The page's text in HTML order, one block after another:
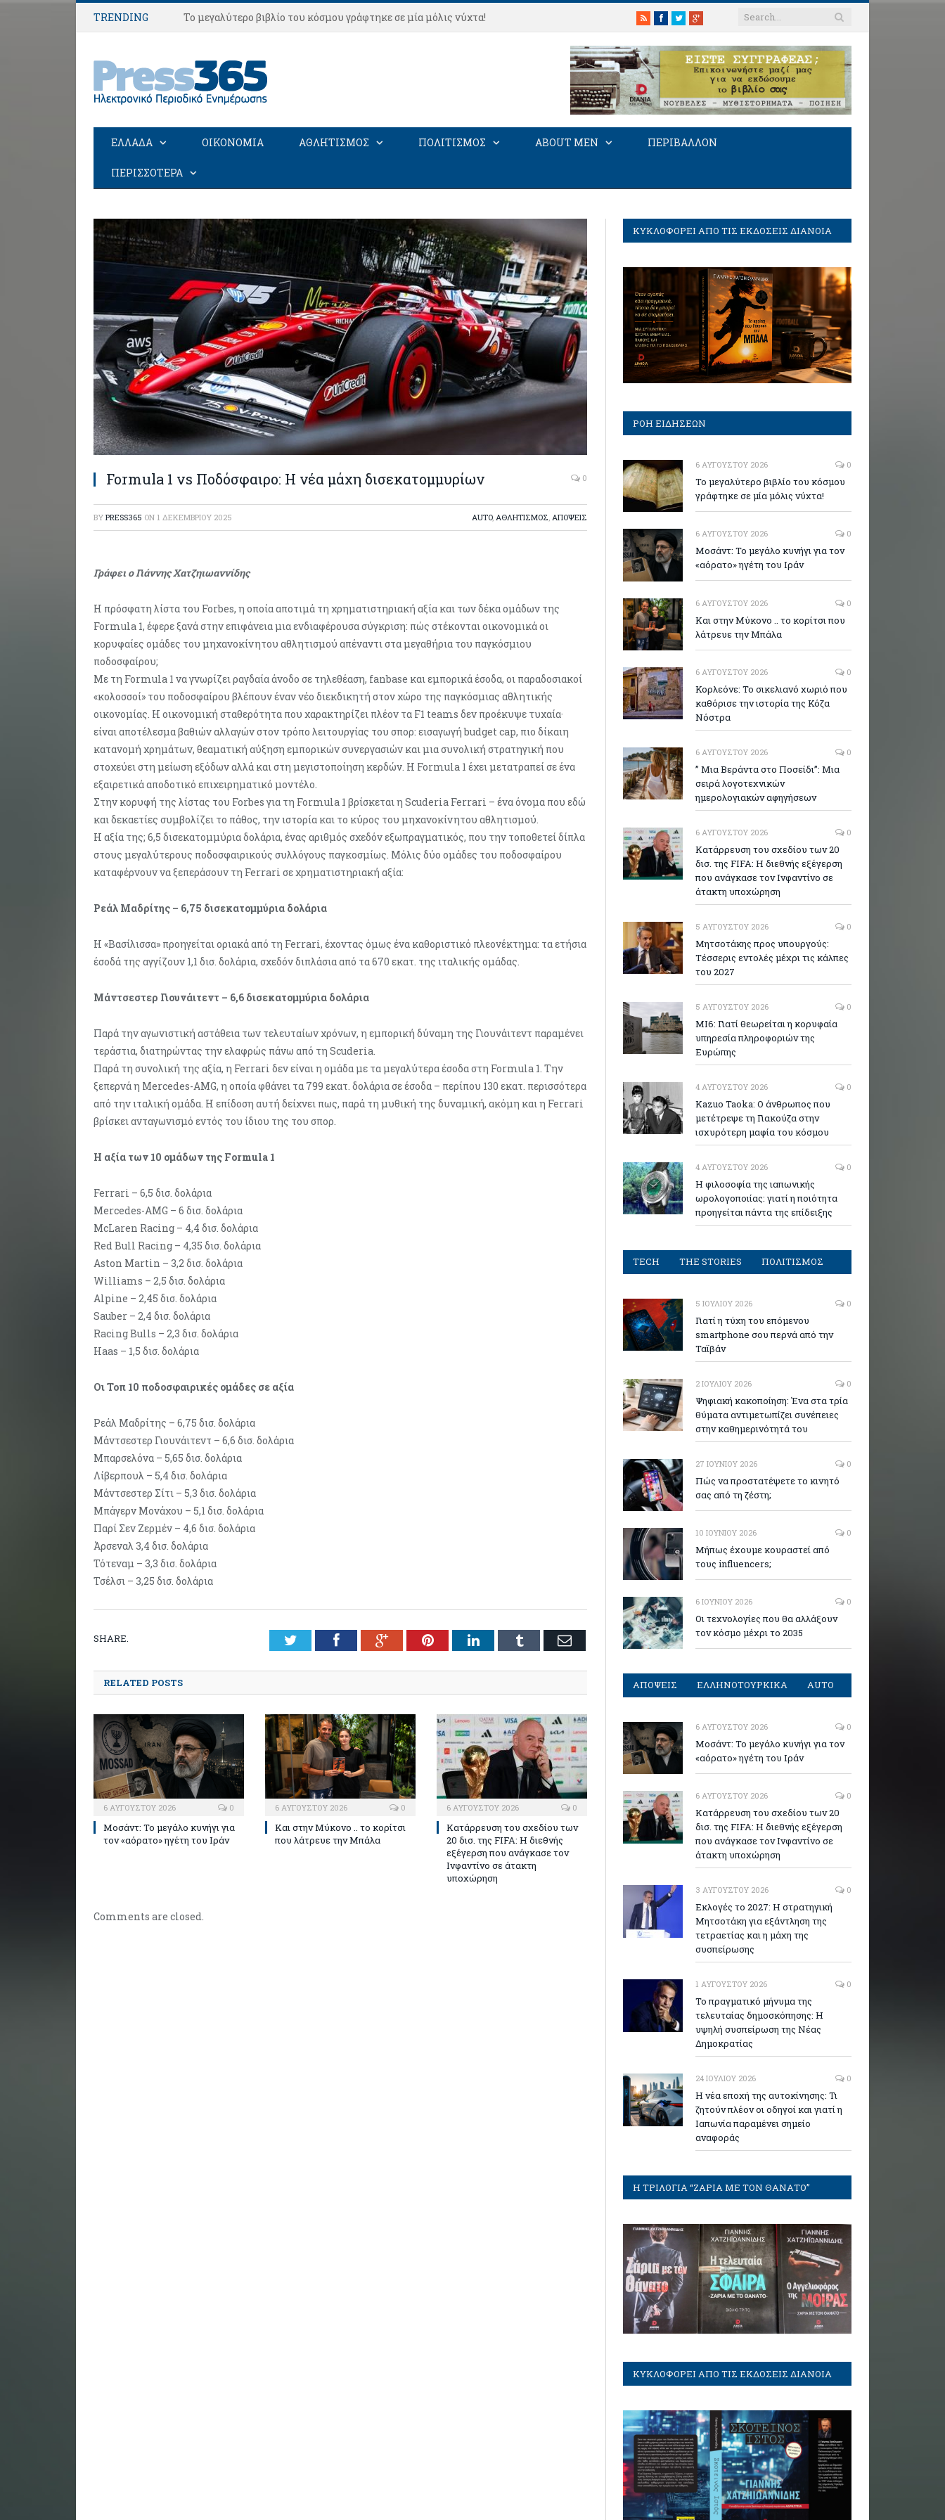
TRENDING Το μεγαλύτερο βιβλίο του κόσμου γράφτηκε σε μία μόλις νύχτα! RSSFacebook
TwitterGoogle+
ΕΛΛΑΔΑ ΟΙΚΟΝΟΜΙΑ ΑΘΛΗΤΙΣΜΟΣ ΠΟΛΙΤΙΣΜΟΣ ABOUT MEN ΠΕΡΙΒΑΛΛΟΝ
ΠΕΡΙΣΣΟΤΕΡΑ
Formula 1 vs Ποδόσφαιρο: Η νέα μάχη δισεκατομμυρίων 0
BY PRESS365 ON 1 ΔΕΚΕΜΒΡΊΟΥ 2025 AUTO, ΑΘΛΗΤΙΣΜΟΣ, ΑΠΟΨΕΙΣ
Γράφει ο Γιάννης Χατζηιωαννίδης
Η πρόσφατη λίστα του Forbes, η οποία αποτιμά τη χρηματιστηριακή αξία και των δέκα ομάδων της
Formula 1, έφερε ξανά στην επιφάνεια μια ενδιαφέρουσα σύγκριση: πώς στέκονται οικονομικά οι
κορυφαίες ομάδες του μηχανοκίνητου αθλητισμού απέναντι στα μεγαθήρια του παγκόσμιου
ποδοσφαίρου;
Με τη Formula 1 να γνωρίζει ραγδαία άνοδο σε τηλεθέαση, fanbase και εμπορικά έσοδα, οι παραδοσιακοί
«κολοσσοί» του ποδοσφαίρου βλέπουν έναν νέο διεκδικητή στον χώρο της παγκόσμιας αθλητικής
οικονομίας. Η οικονομική σταθερότητα που χαρακτηρίζει πλέον τα F1 teams δεν προέκυψε τυχαία·
είναι αποτέλεσμα βαθιών αλλαγών στον τρόπο λειτουργίας του σπορ: εισαγωγή budget cap, πιο δίκαιη
κατανομή χρημάτων, θεαματική αύξηση εμπορικών συνεργασιών και μια συνολική στρατηγική που
στοχεύει στη μείωση εξόδων αλλά και στη μεγιστοποίηση κερδών. Η Formula 1 έχει μετατραπεί σε ένα
εξαιρετικά αποδοτικό επιχειρηματικό μοντέλο.
Στην κορυφή της λίστας του Forbes για τη Formula 1 βρίσκεται η Scuderia Ferrari – ένα όνομα που εδώ
και δεκαετίες συμβολίζει το πάθος, την ιστορία και το κύρος του μηχανοκίνητου αθλητισμού.
Η αξία της; 6,5 δισεκατομμύρια δολάρια, ένας αριθμός σχεδόν εξωπραγματικός, που την τοποθετεί δίπλα
στους μεγαλύτερους ποδοσφαιρικούς συλλόγους παγκοσμίως. Μόλις δύο ομάδες του ποδοσφαίρου
καταφέρνουν να ξεπεράσουν τη Ferrari σε χρηματιστηριακή αξία:
Ρεάλ Μαδρίτης – 6,75 δισεκατομμύρια δολάρια
Η «Βασίλισσα» προηγείται οριακά από τη Ferrari, έχοντας όμως ένα καθοριστικό πλεονέκτημα: τα ετήσια
έσοδά της αγγίζουν 1,1 δισ. δολάρια, σχεδόν διπλάσια από τα 670 εκατ. της ιταλικής ομάδας.
Μάντσεστερ Γιουνάιτεντ – 6,6 δισεκατομμύρια δολάρια
Παρά την αγωνιστική αστάθεια των τελευταίων χρόνων, η εμπορική δύναμη της Γιουνάιτεντ παραμένει
τεράστια, διατηρώντας την ελαφρώς πάνω από τη Scuderia.
Παρά τη συνολική της αξία, η Ferrari δεν είναι η ομάδα με τα μεγαλύτερα έσοδα στη Formula 1. Την
ξεπερνά η Mercedes-AMG, η οποία φθάνει τα 799 εκατ. δολάρια σε έσοδα – περίπου 130 εκατ. περισσότερα
από την ιταλική ομάδα. Η επίδοση αυτή δείχνει πως, παρά τη μυθική της δυναμική, ακόμη και η Ferrari
βρίσκει ανταγωνισμό εντός του ίδιου της του σπορ.
Η αξία των 10 ομάδων της Formula 1
Ferrari – 6,5 δισ. δολάρια
Mercedes-AMG – 6 δισ. δολάρια
McLaren Racing – 4,4 δισ. δολάρια
Red Bull Racing – 4,35 δισ. δολάρια
Aston Martin – 3,2 δισ. δολάρια
Williams – 2,5 δισ. δολάρια
Alpine – 2,45 δισ. δολάρια
Sauber – 2,4 δισ. δολάρια
Racing Bulls – 2,3 δισ. δολάρια
Haas – 1,5 δισ. δολάρια
Οι Τοπ 10 ποδοσφαιρικές ομάδες σε αξία
Ρεάλ Μαδρίτης – 6,75 δισ. δολάρια
Μάντσεστερ Γιουνάιτεντ – 6,6 δισ. δολάρια
Μπαρσελόνα – 5,65 δισ. δολάρια
Λίβερπουλ – 5,4 δισ. δολάρια
Μάντσεστερ Σίτι – 5,3 δισ. δολάρια
Μπάγερν Μονάχου – 5,1 δισ. δολάρια
Παρί Σεν Ζερμέν – 4,6 δισ. δολάρια
Άρσεναλ 3,4 δισ. δολάρια
Τότεναμ – 3,3 δισ. δολάρια
Τσέλσι – 3,25 δισ. δολάρια
SHARE. TwitterFacebookGoogle+PinterestLinkedInTumblr Email
RELATED POSTS
6 ΑΥΓΟΎΣΤΟΥ 2026 0
Μοσάντ: Το μεγάλο κυνήγι για
τον «αόρατο» ηγέτη του Ιράν
6 ΑΥΓΟΎΣΤΟΥ 2026 0
Και στην Μύκονο .. το κορίτσι
που λάτρευε την Μπάλα
6 ΑΥΓΟΎΣΤΟΥ 2026 0
Κατάρρευση του σχεδίου των
20 δισ. της FIFA: Η διεθνής
εξέγερση που ανάγκασε τον
Ινφαντίνο σε άτακτη
υποχώρηση
Comments are closed.
ΚΥΚΛΟΦΟΡΕΙ ΑΠΟ ΤΙΣ ΕΚΔΟΣΕΙΣ ΔΙΑΝΟΙΑ
ΡΟΗ ΕΙΔΗΣΕΩΝ
6 ΑΥΓΟΎΣΤΟΥ 2026 0
Το μεγαλύτερο βιβλίο του κόσμου
γράφτηκε σε μία μόλις νύχτα!
6 ΑΥΓΟΎΣΤΟΥ 2026 0
Μοσάντ: Το μεγάλο κυνήγι για τον
«αόρατο» ηγέτη του Ιράν
6 ΑΥΓΟΎΣΤΟΥ 2026 0
Και στην Μύκονο .. το κορίτσι που
λάτρευε την Μπάλα
6 ΑΥΓΟΎΣΤΟΥ 2026 0
Κορλεόνε: Το σικελιανό χωριό που
καθόρισε την ιστορία της Κόζα
Νόστρα
6 ΑΥΓΟΎΣΤΟΥ 2026 0
” Μια Βεράντα στο Ποσείδι”: Μια
σειρά λογοτεχνικών
ημερολογιακών αφηγήσεων
6 ΑΥΓΟΎΣΤΟΥ 2026 0
Κατάρρευση του σχεδίου των 20
δισ. της FIFA: Η διεθνής εξέγερση
που ανάγκασε τον Ινφαντίνο σε
άτακτη υποχώρηση
5 ΑΥΓΟΎΣΤΟΥ 2026 0
Μητσοτάκης προς υπουργούς:
Τέσσερις εντολές μέχρι τις κάλπες
του 2027
5 ΑΥΓΟΎΣΤΟΥ 2026 0
MI6: Γιατί θεωρείται η κορυφαία
υπηρεσία πληροφοριών της
Ευρώπης
4 ΑΥΓΟΎΣΤΟΥ 2026 0
Kazuo Taoka: Ο άνθρωπος που
μετέτρεψε τη Γιακούζα στην
ισχυρότερη μαφία του κόσμου
4 ΑΥΓΟΎΣΤΟΥ 2026 0
Η φιλοσοφία της ιαπωνικής
ωρολογοποιίας: γιατί η ποιότητα
προηγείται πάντα της επίδειξης
TECH THE STORIES ΠΟΛΙΤΙΣΜΟΣ
5 ΙΟΥΛΊΟΥ 2026 0
Γιατί η τύχη του επόμενου
smartphone σου περνά από την
Ταϊβάν
2 ΙΟΥΛΊΟΥ 2026 0
Ψηφιακή κακοποίηση: Ένα στα τρία
θύματα αντιμετωπίζει συνέπειες
στην καθημερινότητά του
27 ΙΟΥΝΊΟΥ 2026 0
Πώς να προστατέψετε το κινητό
σας από τη ζέστη;
10 ΙΟΥΝΊΟΥ 2026 0
Μήπως έχουμε κουραστεί από
τους influencers;
6 ΙΟΥΝΊΟΥ 2026 0
Οι τεχνολογίες που θα αλλάξουν
τον κόσμο μέχρι το 2035
ΑΠΟΨΕΙΣ ΕΛΛΗΝΟΤΟΥΡΚΙΚΑ AUTO
6 ΑΥΓΟΎΣΤΟΥ 2026 0
Μοσάντ: Το μεγάλο κυνήγι για τον
«αόρατο» ηγέτη του Ιράν
6 ΑΥΓΟΎΣΤΟΥ 2026 0
Κατάρρευση του σχεδίου των 20
δισ. της FIFA: Η διεθνής εξέγερση
που ανάγκασε τον Ινφαντίνο σε
άτακτη υποχώρηση
3 ΑΥΓΟΎΣΤΟΥ 2026 0
Εκλογές το 2027: Η στρατηγική
Μητσοτάκη για εξάντληση της
τετραετίας και η μάχη της
συσπείρωσης
1 ΑΥΓΟΎΣΤΟΥ 2026 0
Το πραγματικό μήνυμα της
τελευταίας δημοσκόπησης: Η
υψηλή συσπείρωση της Νέας
Δημοκρατίας
24 ΙΟΥΛΊΟΥ 2026 0
Η νέα εποχή της αυτοκίνησης: Τι
ζητούν πλέον οι οδηγοί και γιατί η
Ιαπωνία παραμένει σημείο
αναφοράς
Η ΤΡΙΛΟΓΙΑ “ΖΑΡΙΑ ΜΕ ΤΟΝ ΘΑΝΑΤΟ”
ΚΥΚΛΟΦΟΡΕΙ ΑΠΟ ΤΙΣ ΕΚΔΟΣΕΙΣ ΔΙΑΝΟΙΑ